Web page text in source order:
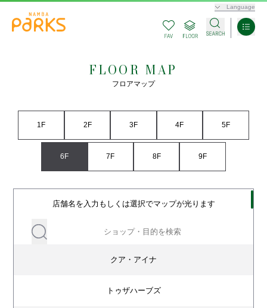
Language
FLOOR MAP
フロアマップ
1F 2F 3F 4F 5F
6F 7F 8F 9F
店舗名を入力もしくは選択でマップが光ります
クア・アイナ
トゥザハーブズ